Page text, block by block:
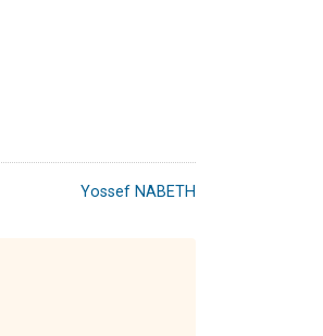
Yossef NABETH